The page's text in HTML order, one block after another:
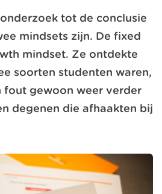
tot de conclusie
mindsets zijn. De fixed
mindset. Ze ontdekte
soorten studenten waren,
fout gewoon weer verder
degenen die afhaakten bij